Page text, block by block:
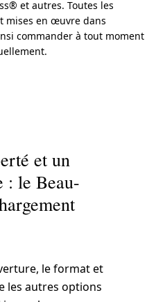
et autres. Toutes les
mises en œuvre dans
commander à tout moment
et un
: le Beau-
le format et
les autres options